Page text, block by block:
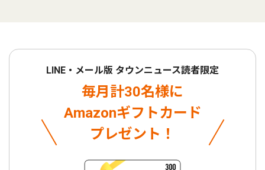
LINE・メール版 タウンニュース読者限定
毎月計30名様に
Amazonギフトカード
プレゼント！